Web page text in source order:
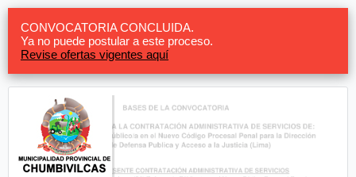
CONVOCATORIA CONCLUIDA.
Ya no puede postular a este proceso.
Revise ofertas vigentes aquí